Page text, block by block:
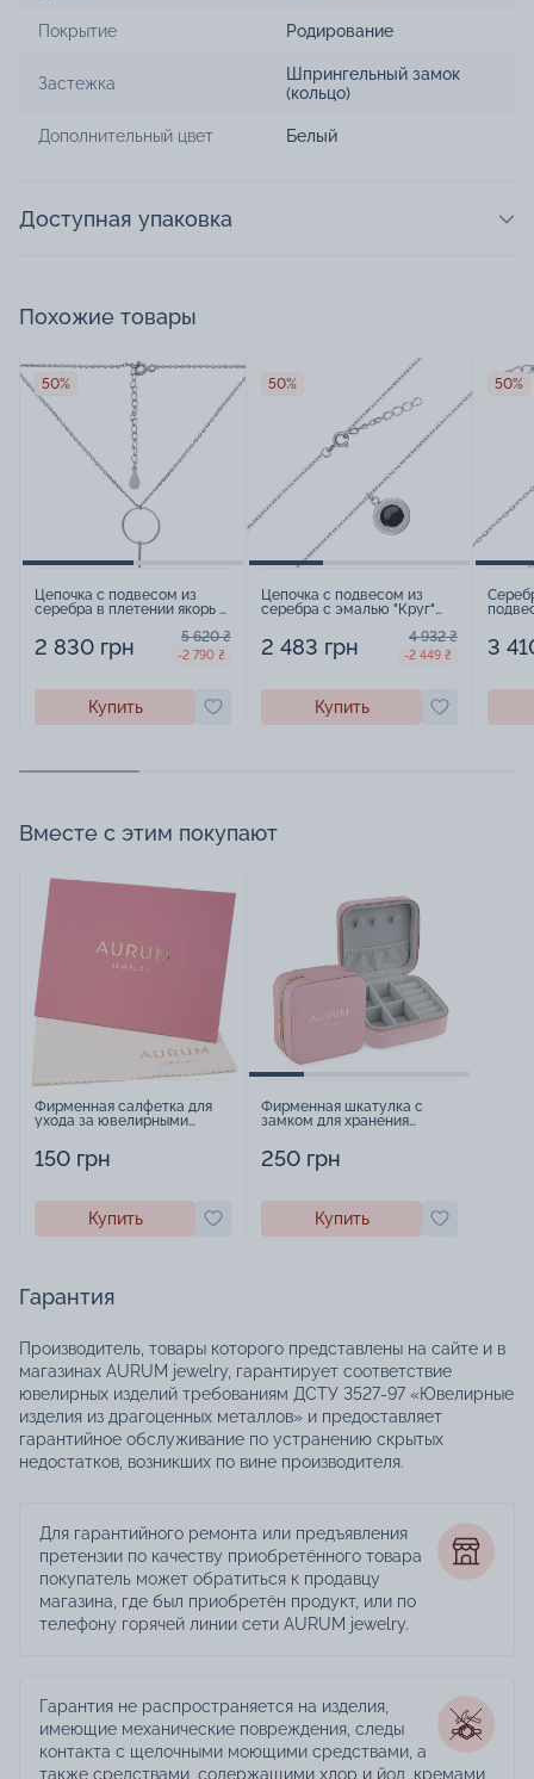
Покрытие Родирование
Застежка
Шпрингельный замок
(кольцо)
Дополнительный цвет Белый
Доступная упаковка
Похожие товары
50%
Цепочка с подвесом из
серебра в плетении якорь -
2 830 грн 5 620 ₴
-2 790 ₴
Купить
50%
Цепочка с подвесом из
серебра с эмалью "Круг"
2 483 грн 4 932 ₴
-2 449 ₴
Купить
50%
3
Вместе с этим покупают
Фирменная салфетка для
ухода за ювелирными
150 грн
Купить
Фирменная шкатулка с
замком для хранения
250 грн
Купить
Гарантия
Производитель, товары которого представлены на сайте и в
магазинах AURUM jewelry, гарантирует соответствие
ювелирных изделий требованиям ДСТУ 3527-97 «Ювелирные
изделия из драгоценных металлов» и предоставляет
гарантийное обслуживание по устранению скрытых
недостатков, возникших по вине производителя.
Для гарантийного ремонта или предъявления
претензии по качеству приобретённого товара
покупатель может обратиться к продавцу
магазина, где был приобретён продукт, или по
телефону горячей линии сети AURUM jewelry.
Гарантия не распространяется на изделия,
имеющие механические повреждения, следы
контакта с щелочными моющими средствами, а
также средствами, содержащими хлор и йод, кремами